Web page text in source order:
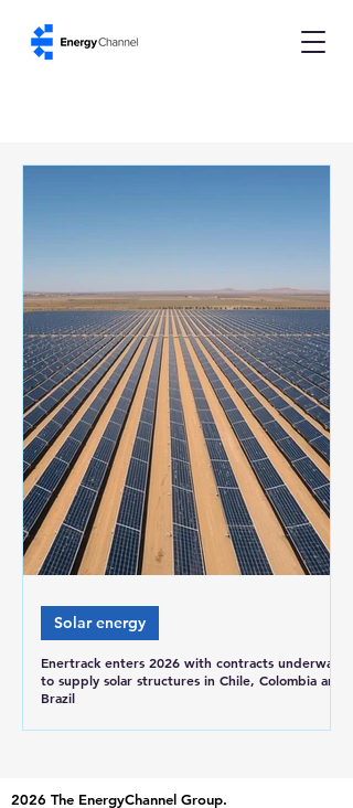
Enertrack enters 2026 with contracts underway
to supply solar structures in Chile, Colombia and
Brazil
Solar energy
2026 The EnergyChannel Group.